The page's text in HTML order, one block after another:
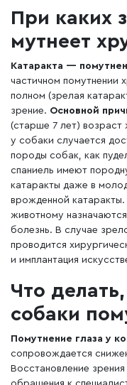
При каких
мутнеет
Катаракта —
частичном помутнении
полном (зрелая
зрение. Основной
(старше 7 лет) возраст
у собаки случается
породы собак, как
спаниель имеют
катаракты даже в
врожденной катаракты.
животному
болезнь. В случае
проводится
и имплантация
Что
собаки
Помутнение глаза у
сопровождается
Восстановление